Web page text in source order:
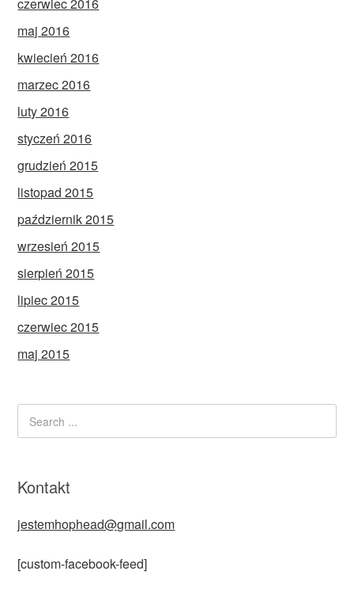
maj 2016
kwiecień 2016
marzec 2016
luty 2016
styczeń 2016
grudzień 2015
listopad 2015
październik 2015
wrzesień 2015
sierpień 2015
lipiec 2015
czerwiec 2015
maj 2015
Kontakt
jestemhophead@gmail.com
[custom-facebook-feed]